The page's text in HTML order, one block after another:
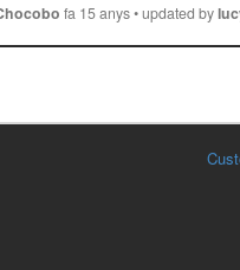
fa 15 anys•updated by